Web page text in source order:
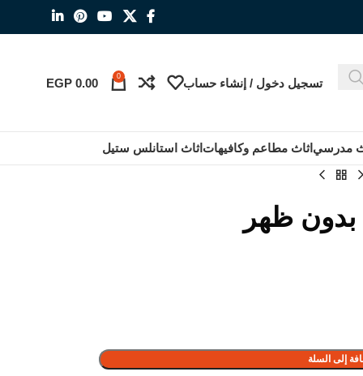
تسجيل دخول / إنشاء حساب 0
EGP 0.00
مدرسي اثاث مطاعم وكافيهات اثاث استانلس ستيل
ظهر
إلى السلة